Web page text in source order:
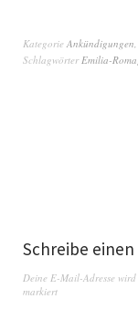
Kategorie Ankündigungen
Schlagwörter Emilia-
Schreibe
Deine E-Mail-Adresse
markiert